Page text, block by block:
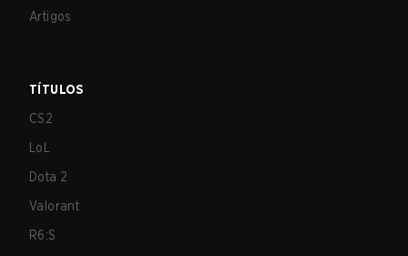
Artigos
TÍTULOS
CS2
LoL
Dota 2
Valorant
R6:S